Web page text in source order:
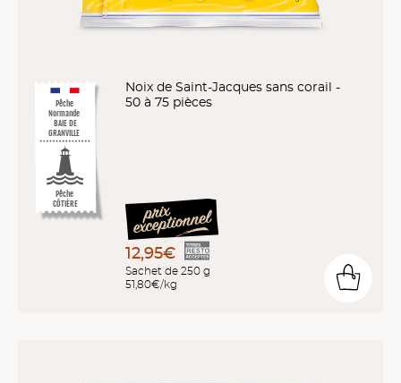
Pêche
Normande
BAIE DE
GRANVILLE
Pêche
CÔTIÈRE
Noix de Saint-Jacques sans corail -
50 à 75 pièces
12,95€
Sachet de 250 g
51,80€/kg